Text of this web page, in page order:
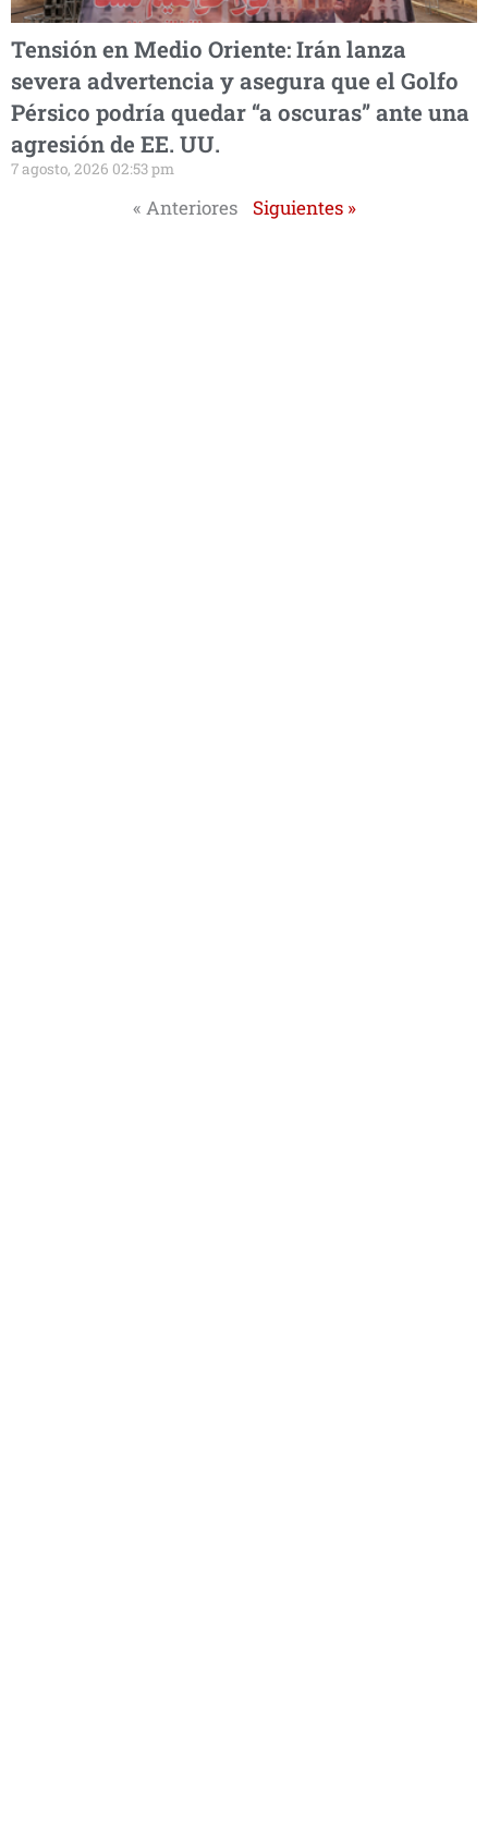
Tensión en Medio Oriente: Irán lanza
severa advertencia y asegura que el Golfo
Pérsico podría quedar “a oscuras” ante una
agresión de EE. UU.
7 agosto, 2026 02:53 pm
« Anteriores Siguientes »